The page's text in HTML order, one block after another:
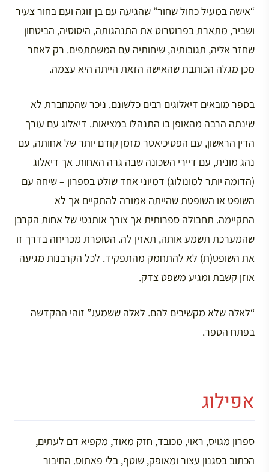
“אישה במעיל כחול שחור” שהגיעה עם בן זוגה ועם בחור צעיר
ושביר, מתארת בפרוטרוט את התנהגותה, היסוסיה, הביטחון
שחזר אליה, תגובותיה, שיחותיה עם המשתתפים. רק לאחר
מכן מגלה הכותבת שהאישה הזאת הייתה היא עצמה.
בספר מובאים דיאלוגים רבים כלשונם. ניכר שהמחברת לא
שינתה הרבה מהאופן בו התנהלו במציאות. דיאלוג עם עורך
הדין הראשון, עם הפסיכיאטר מזמן קודם יותר של אחותה, עם
נהג מונית, עם דיירי השכונה שבה גרה האחות. אך דיאלוג
(הדומה יותר למונולוג) דמיוני אחד שולט בספרון – שיחה עם
השופט או השופטת שהייתה אמורה להתקיים אך לא
התקיימה. תחבולה ספרותית אך צורך אותנטי של אחות הקרבן
שהמערכת תשמע אותה, תאזין לה. הסופרת מכריחה בדרך זו
את השופט(ת) לא להתחמק מהתפקיד. לכל הקרבנות מגיעה
אוזן קשבת ומגיע משפט צדק.
“לאלה שלא מקשיבים להם. לאלה ששמעו.” זוהי ההקדשה
בפתח הספר.
אפילוג
ספרון מגויס, ראוי, מכובד, חזק מאוד, מקפיא דם לעתים,
הכתוב בסגנון עצור ומאופק, שוטף, בלי פאתוס. החיבור